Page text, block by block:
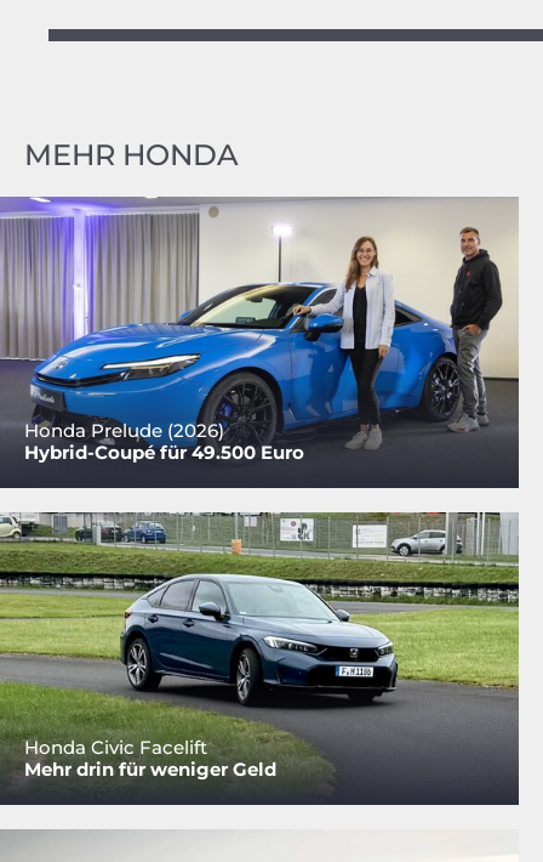
MEHR HONDA
Honda Prelude (2026)
Hybrid-Coupé für 49.500 Euro
Honda Civic Facelift
Mehr drin für weniger Geld